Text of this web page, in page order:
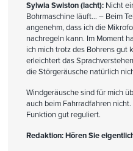
Sylwia Swiston (lacht): Nicht
Bohrmaschine läuft… – Beim
angenehm, dass ich die
nachregeln kann. Im Moment
ich mich trotz des Bohrens gut
erleichtert das
die Störgeräusche natürlich
Windgeräusche sind für mich
auch beim Fahrradfahren
Funktion gut reguliert.
Redaktion: Hören Sie